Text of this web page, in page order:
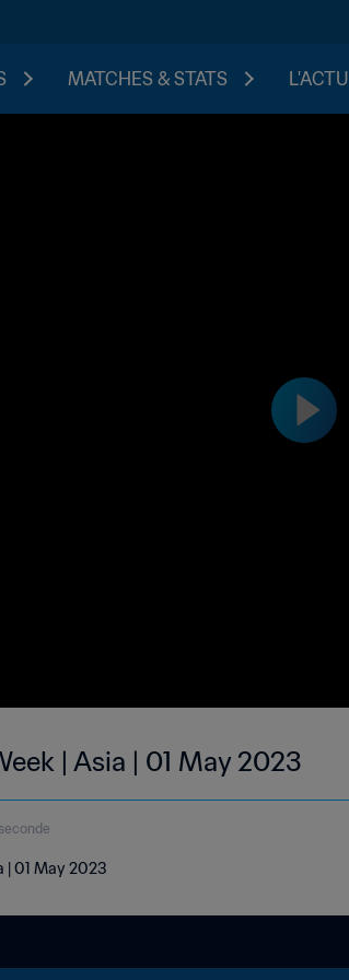
MATCHES & STATS L'ACTU
| Asia | 01 May 2023
| 01 May 2023